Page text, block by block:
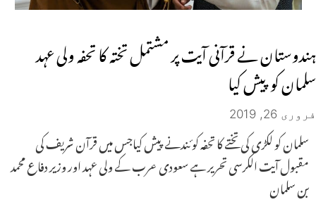
ہندوستان نے قرآنی آیت پر مشتمل تختہ کا تحفہ ولی عہد
سلمان کو پیش کیا
فروری 26, 2019
سلمان کو لکڑی کی تختے کا تحفہ کوئندنے پیش کیاجس میں قرآن شریف کی
مقبول آیت الکرسی تحریر ہے سعودی عرب کے ولی عہد اور وزیر دفاع محمد
بن سلمان